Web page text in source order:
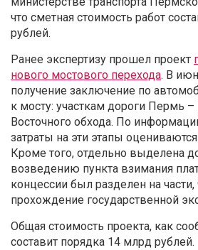
что сметная стоимость работ
рублей.
Ранее экспертизу прошел проект
нового мостового перехода. В
получение заключение по
к мосту: участкам дороги Пермь
Восточного обхода. По
затраты на эти этапы
Кроме того, отдельно выделена
возведению пункта взимания
концессии был разделен на
прохождение государственной
Общая стоимость проекта, как
составит порядка 14 млрд